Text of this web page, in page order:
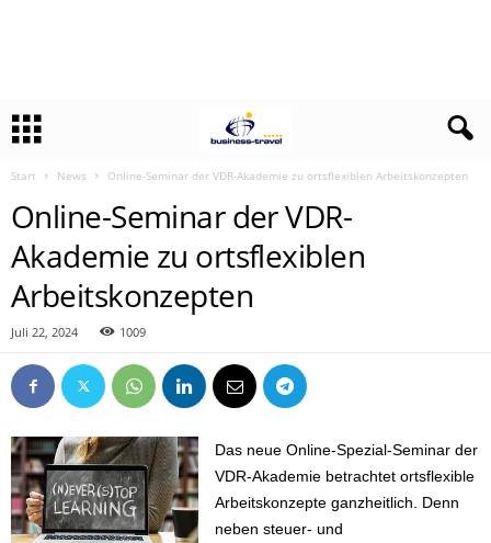
Start News Online-Seminar der VDR-Akademie zu ortsflexiblen Arbeitskonzepten
Online-Seminar der VDR-
Akademie zu ortsflexiblen
Arbeitskonzepten
Juli 22, 2024 1009
Das neue Online-Spezial-Seminar der
VDR-Akademie betrachtet ortsflexible
Arbeitskonzepte ganzheitlich. Denn
neben steuer- und